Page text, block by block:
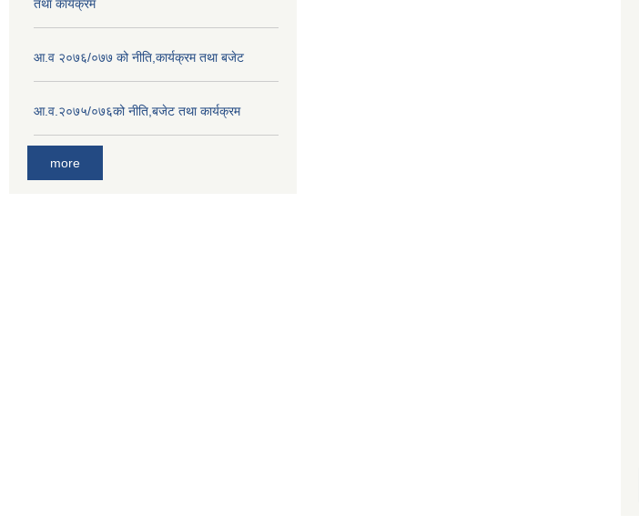
तथा कार्यक्रम
आ.व २०७६/०७७ को नीति,कार्यक्रम तथा बजेट
आ.व.२०७५/०७६को नीति,बजेट तथा कार्यक्रम
more